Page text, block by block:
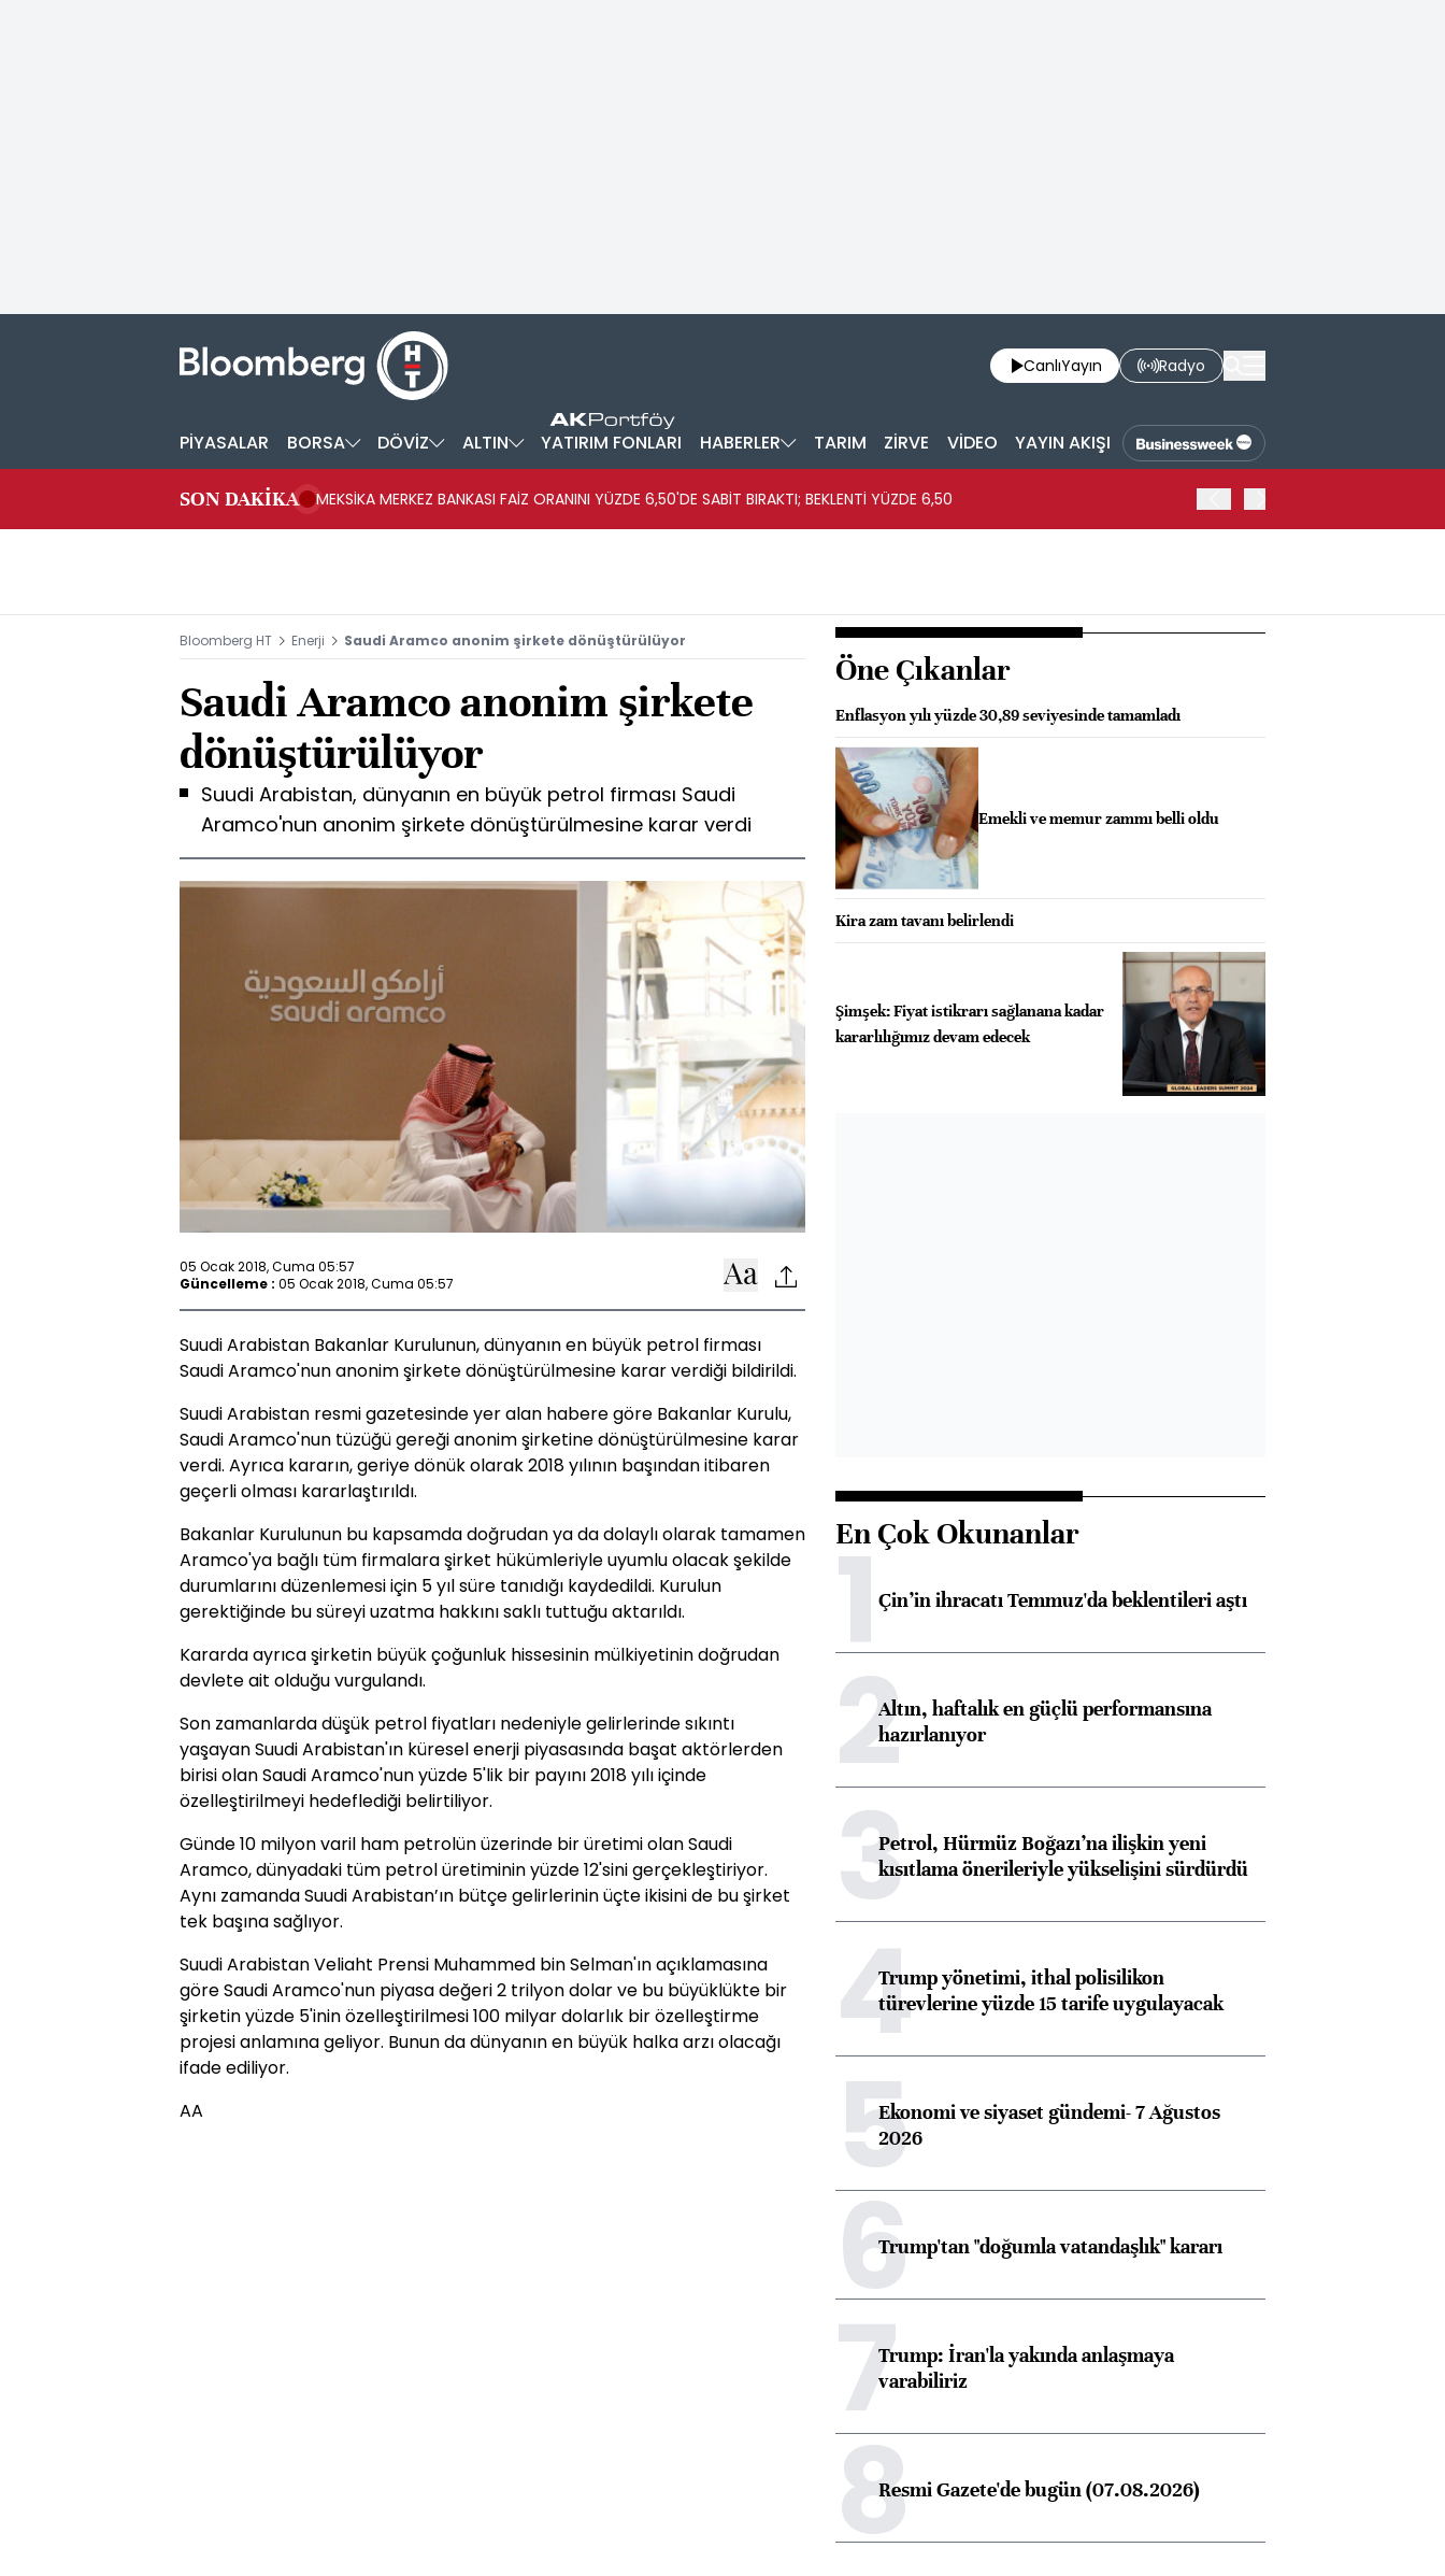
CanlıYayın Radyo
PİYASALAR BORSA DÖVİZ ALTIN YATIRIM FONLARI HABERLER TARIM ZİRVE VİDEO YAYIN AKIŞI
SON DAKİKA MEKSİKA MERKEZ BANKASI FAİZ ORANINI YÜZDE 6,50'DE SABİT BIRAKTI; BEKLENTİ YÜZDE 6,50
Bloomberg HT Enerji Saudi Aramco anonim şirkete dönüştürülüyor
Saudi Aramco anonim şirkete
dönüştürülüyor
Suudi Arabistan, dünyanın en büyük petrol firması Saudi
Aramco'nun anonim şirkete dönüştürülmesine karar verdi
05 Ocak 2018, Cuma 05:57
Güncelleme : 05 Ocak 2018, Cuma 05:57
Suudi Arabistan Bakanlar Kurulunun, dünyanın en büyük petrol firması
Saudi Aramco'nun anonim şirkete dönüştürülmesine karar verdiği bildirildi.
Suudi Arabistan resmi gazetesinde yer alan habere göre Bakanlar Kurulu,
Saudi Aramco'nun tüzüğü gereği anonim şirketine dönüştürülmesine karar
verdi. Ayrıca kararın, geriye dönük olarak 2018 yılının başından itibaren
geçerli olması kararlaştırıldı.
Bakanlar Kurulunun bu kapsamda doğrudan ya da dolaylı olarak tamamen
Aramco'ya bağlı tüm firmalara şirket hükümleriyle uyumlu olacak şekilde
durumlarını düzenlemesi için 5 yıl süre tanıdığı kaydedildi. Kurulun
gerektiğinde bu süreyi uzatma hakkını saklı tuttuğu aktarıldı.
Kararda ayrıca şirketin büyük çoğunluk hissesinin mülkiyetinin doğrudan
devlete ait olduğu vurgulandı.
Son zamanlarda düşük petrol fiyatları nedeniyle gelirlerinde sıkıntı
yaşayan Suudi Arabistan'ın küresel enerji piyasasında başat aktörlerden
birisi olan Saudi Aramco'nun yüzde 5'lik bir payını 2018 yılı içinde
özelleştirilmeyi hedeflediği belirtiliyor.
Günde 10 milyon varil ham petrolün üzerinde bir üretimi olan Saudi
Aramco, dünyadaki tüm petrol üretiminin yüzde 12'sini gerçekleştiriyor.
Aynı zamanda Suudi Arabistan’ın bütçe gelirlerinin üçte ikisini de bu şirket
tek başına sağlıyor.
Suudi Arabistan Veliaht Prensi Muhammed bin Selman'ın açıklamasına
göre Saudi Aramco'nun piyasa değeri 2 trilyon dolar ve bu büyüklükte bir
şirketin yüzde 5'inin özelleştirilmesi 100 milyar dolarlık bir özelleştirme
projesi anlamına geliyor. Bunun da dünyanın en büyük halka arzı olacağı
ifade ediliyor.
AA
Öne Çıkanlar
Enflasyon yılı yüzde 30,89 seviyesinde tamamladı
Emekli ve memur zammı belli oldu
Kira zam tavanı belirlendi
Şimşek: Fiyat istikrarı sağlanana kadar
kararlılığımız devam edecek
En Çok Okunanlar
1Çin’in ihracatı Temmuz'da beklentileri aştı
2Altın, haftalık en güçlü performansına
hazırlanıyor
3Petrol, Hürmüz Boğazı’na ilişkin yeni
kısıtlama önerileriyle yükselişini sürdürdü
4Trump yönetimi, ithal polisilikon
türevlerine yüzde 15 tarife uygulayacak
5Ekonomi ve siyaset gündemi- 7 Ağustos
2026
6Trump'tan "doğumla vatandaşlık" kararı
7Trump: İran'la yakında anlaşmaya
varabiliriz
8Resmi Gazete'de bugün (07.08.2026)